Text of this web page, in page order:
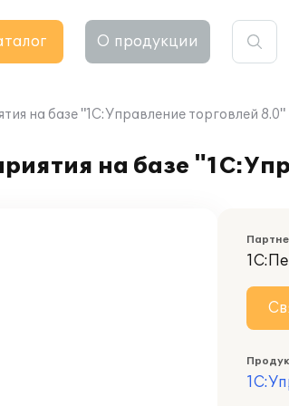
О продукции
на базе "1С:Управление торговлей 8.0"
на базе